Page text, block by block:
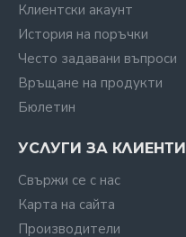
Клиентски акаунт
История на поръчки
Често задавани въпроси
Връщане на продукти
Бюлетин
УСЛУГИ ЗА КЛИЕНТИ
Свържи се с нас
Карта на сайта
Производители